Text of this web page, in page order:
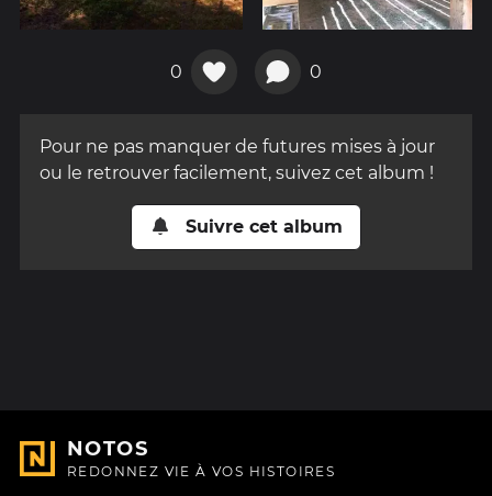
0 0
Pour ne pas manquer de futures mises à jour
ou le retrouver facilement, suivez cet album !
Suivre cet album
NOTOS
REDONNEZ VIE À VOS HISTOIRES